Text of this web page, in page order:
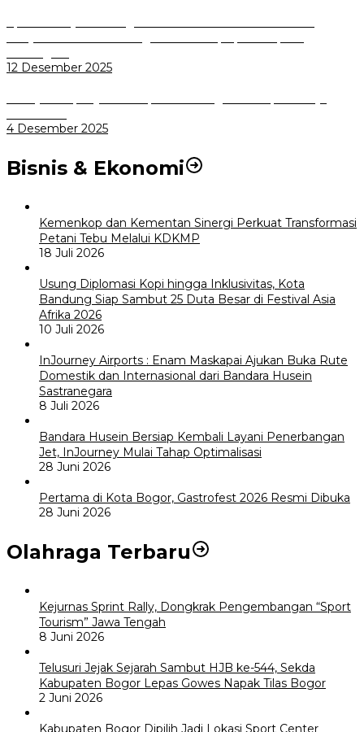
12 Desember 2025
4 Desember 2025
Bisnis & Ekonomi
Kemenkop dan Kementan Sinergi Perkuat Transformasi
Petani Tebu Melalui KDKMP
18 Juli 2026
Usung Diplomasi Kopi hingga Inklusivitas, Kota
Bandung Siap Sambut 25 Duta Besar di Festival Asia
Afrika 2026
10 Juli 2026
InJourney Airports : Enam Maskapai Ajukan Buka Rute
Domestik dan Internasional dari Bandara Husein
Sastranegara
8 Juli 2026
Bandara Husein Bersiap Kembali Layani Penerbangan
Jet, InJourney Mulai Tahap Optimalisasi
28 Juni 2026
Pertama di Kota Bogor, Gastrofest 2026 Resmi Dibuka
28 Juni 2026
Olahraga Terbaru
Kejurnas Sprint Rally, Dongkrak Pengembangan “Sport
Tourism” Jawa Tengah
8 Juni 2026
Telusuri Jejak Sejarah Sambut HJB ke-544, Sekda
Kabupaten Bogor Lepas Gowes Napak Tilas Bogor
2 Juni 2026
Kabupaten Bogor Dipilih Jadi Lokasi Sport Center